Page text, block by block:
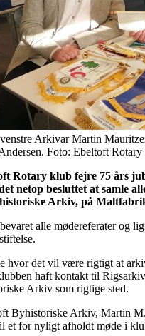
Arkivar Martin
Foto: Ebeltoft
Rotary klub fejre 75 års
netop besluttet at samle
Arkiv, på
alle mødereferater og
hvor det vil være rigtigt at
haft kontakt til
Arkiv som rigtige sted.
Byhistoriske Arkiv, Martin
et for nyligt afholdt møde i